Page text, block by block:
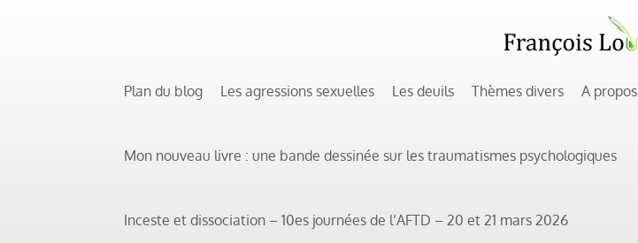
Plan du blog Les agressions sexuelles Les deuils Thèmes divers A propos
Mon nouveau livre : une bande dessinée sur les traumatismes psychologiques
Inceste et dissociation – 10es journées de l’AFTD – 20 et 21 mars 2026